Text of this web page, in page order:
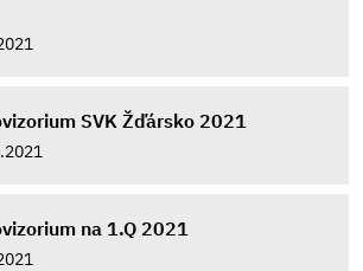
SVK Žďársko 2021
na 1.Q 2021